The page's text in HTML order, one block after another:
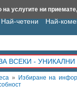
»
Избиране на
Най-четени Най-
ВСЕКИ -
услугите ни